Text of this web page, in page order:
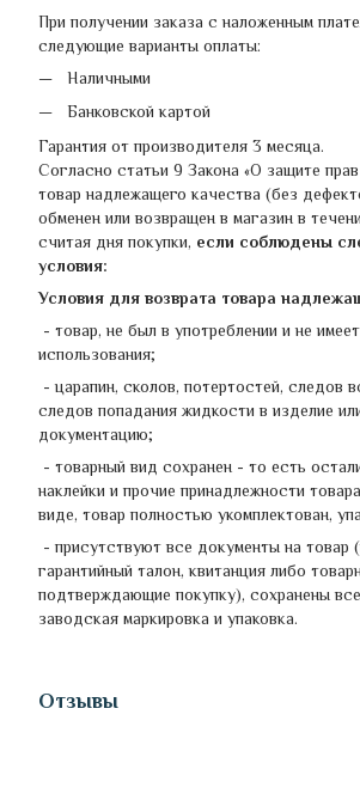
При получении заказа с наложенным
следующие варианты оплаты:
Наличными
Банковской картой
Гарантия от производителя 3 месяца.
Согласно статьи 9 Закона «О защите прав
товар надлежащего качества (без
обменен или возвращен в магазин в
считая дня покупки, если соблюдены
условия:
Условия для возврата товара
- товар, не был в употреблении и не
использования;
- царапин, сколов, потертостей, следов
следов попадания жидкости в изделие
документацию;
- товарный вид сохранен - ​​то есть
наклейки и прочие принадлежности
виде, товар полностью укомплектован,
- присутствуют все документы на товар
гарантийный талон, квитанция либо
подтверждающие покупку), сохранены
заводская маркировка и упаковка.
Отзывы